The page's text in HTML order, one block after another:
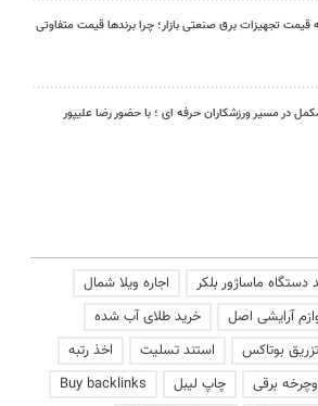
قیمت تجهیزات برق صنعتی بازار؛ چرا برندها قیمت متفاوتی
در مسیر ورزشکاران حرفه ای ؛ با حضور رضا علیپور
دستگاه ماساژور بلکر
اجاره ویلا شمال
آرایشی اصل
خرید طلای آب شده
بوتاکس استند تسلیت
اخذ رتبه
برقی چاپ لیبل
Buy backlinks